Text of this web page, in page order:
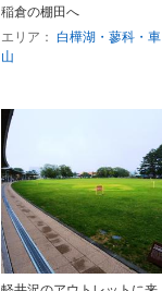
稲倉の棚田へ
エリア： 白樺湖・蓼科・車
山